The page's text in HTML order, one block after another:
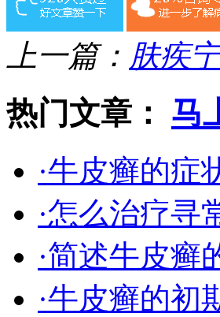
上一篇： 肤疾
热门文章： 马
·牛皮癣的症
·怎么治疗寻
·简述牛皮癣
·牛皮癣的初